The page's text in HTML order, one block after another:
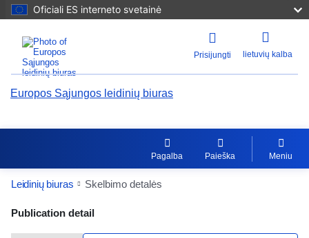
Oficiali ES interneto svetainė
Prisijungti lietuvių kalba
Europos Sąjungos leidinių biuras
Pagalba Paieška Meniu
Leidinių biuras Skelbimo detalės
Publication Detail Actions Portlet
Publication detail